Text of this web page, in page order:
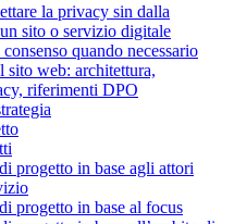
la privacy sin dalla
sito o servizio digitale
quando necessario
sito web: architettura,
riferimenti DPO
progetto in base agli attori
progetto in base al focus